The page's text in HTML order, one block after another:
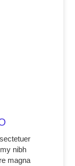
nibh
magna